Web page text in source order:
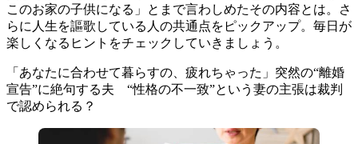
このお家の子供になる」とまで言わしめたその内容とは。さ
らに人生を謳歌している人の共通点をピックアップ。毎日が
楽しくなるヒントをチェックしていきましょう。
「あなたに合わせて暮らすの、疲れちゃった」突然の“離婚
宣告”に絶句する夫 “性格の不一致”という妻の主張は裁判
で認められる？